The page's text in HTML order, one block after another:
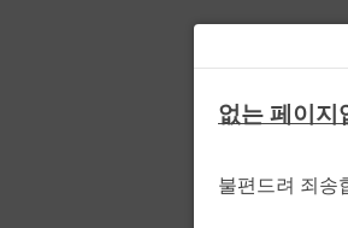
없는 페이지
불편드려 죄송